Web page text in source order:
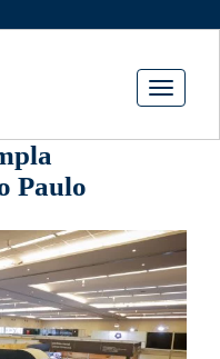
Toggle
Paulo